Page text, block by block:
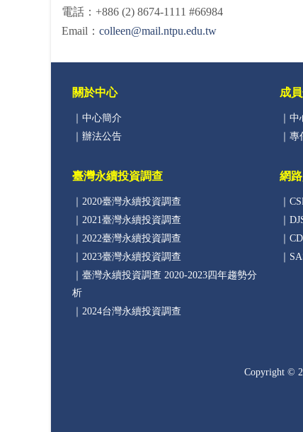
電話：+886 (2) 8674-1111 #66984
Email： colleen@mail.ntpu.edu.tw
關於中心
｜中心簡介
｜辦法公告
成
｜
｜
臺灣永續投資調查
｜2020臺灣永續投資調查
｜2021臺灣永續投資調查
｜2022臺灣永續投資調查
｜2023臺灣永續投資調查
｜臺灣永續投資調查 2020-2023四年趨勢分
析
｜2024台灣永續投資調查
網
｜
｜
｜
｜
Copyright ©